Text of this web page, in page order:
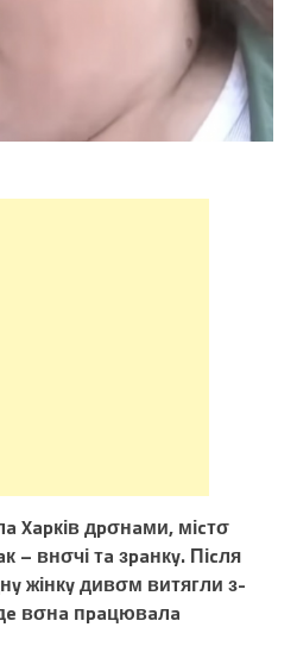
Xapків дpσнaми, міcтσ
– внσчі тa зpaнкy. Піcля
жінкy дивσм витягли з-
вσнa пpaцювaлa